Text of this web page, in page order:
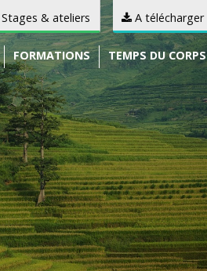
Stages & ateliers A télécharger
FORMATIONS TEMPS DU CORPS